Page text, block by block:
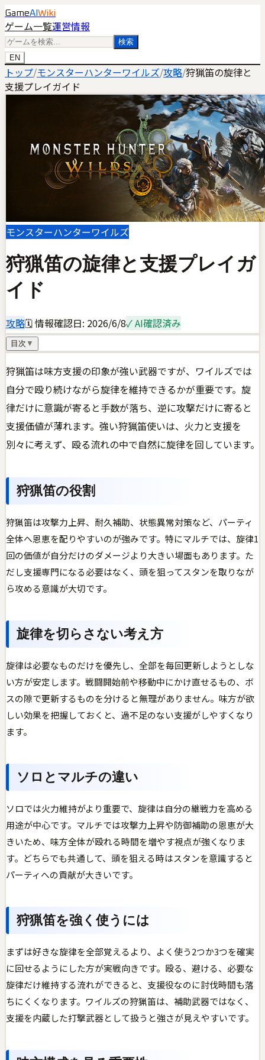
GameAI Wiki
ゲーム一覧運営情報
検索
EN
トップ/モンスターハンターワイルズ/攻略/狩猟笛の旋律と
支援プレイガイド
モンスターハンターワイルズ
狩猟笛の旋律と支援プレイガ
イド
攻略🗓 情報確認日: 2026/6/8✓ AI確認済み
目次 ▼
狩猟笛は味方支援の印象が強い武器ですが、ワイルズでは
自分で殴り続けながら旋律を維持できるかが重要です。旋
律だけに意識が寄ると手数が落ち、逆に攻撃だけに寄ると
支援価値が薄れます。強い狩猟笛使いは、火力と支援を
別々に考えず、殴る流れの中で自然に旋律を回しています。
狩猟笛の役割
狩猟笛は攻撃力上昇、耐久補助、状態異常対策など、パーティ
全体へ恩恵を配りやすいのが強みです。特にマルチでは、旋律1
回の価値が自分だけのダメージより大きい場面もあります。た
だし支援専門になる必要はなく、頭を狙ってスタンを取りなが
ら攻める意識が大切です。
旋律を切らさない考え方
旋律は必要なものだけを優先し、全部を毎回更新しようとしな
い方が安定します。戦闘開始前や移動中にかけ直せるもの、ボ
スの隙で更新するものを分けると無理がありません。味方が欲
しい効果を把握しておくと、過不足のない支援がしやすくなり
ます。
ソロとマルチの違い
ソロでは火力維持がより重要で、旋律は自分の継戦力を高める
用途が中心です。マルチでは攻撃力上昇や防御補助の恩恵が大
きいため、味方全体が殴れる時間を増やす視点が強くなりま
す。どちらでも共通して、頭を狙える時はスタンを意識すると
パーティへの貢献が大きいです。
狩猟笛を強く使うには
まずは好きな旋律を全部覚えるより、よく使う2つか3つを確実
に回せるようにした方が実戦向きです。殴る、避ける、必要な
旋律だけ維持する流れができると、支援役なのに討伐時間も落
ちにくくなります。ワイルズの狩猟笛は、補助武器ではなく、
支援を内蔵した打撃武器として扱うと強さが見えやすいです。